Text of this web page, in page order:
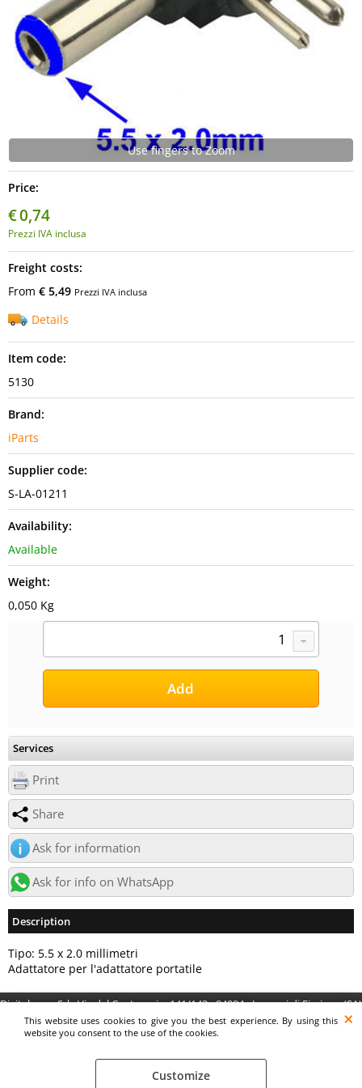
This website uses cookies to give you the best experience. By using this
website you consent to the use of the cookies.
Customize
Use fingers to Zoom
Price:
€0,74
Prezzi IVA inclusa
Freight costs:
From € 5,49 Prezzi IVA inclusa
Details
Item code:
5130
Brand:
iParts
Supplier code:
S-LA-01211
Availability:
Available
Weight:
0,050 Kg
Services
Print
Share
Ask for information
Ask for info on WhatsApp
Description
Tipo: 5.5 x 2.0 millimetri
Adattatore per l'adattatore portatile
Digitalrama Srl - Via del Centenario, 141/143 - 84084 - Lancusi di Fisciano (SA)
- P.IVA 05130560658 - digitalramasrl@pec.it G4AI1U8